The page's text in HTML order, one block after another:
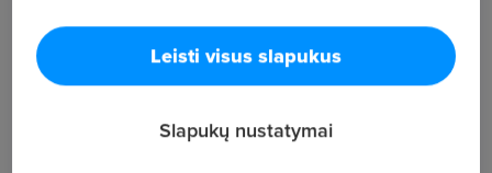
Leisti visus slapukus
Slapukų nustatymai